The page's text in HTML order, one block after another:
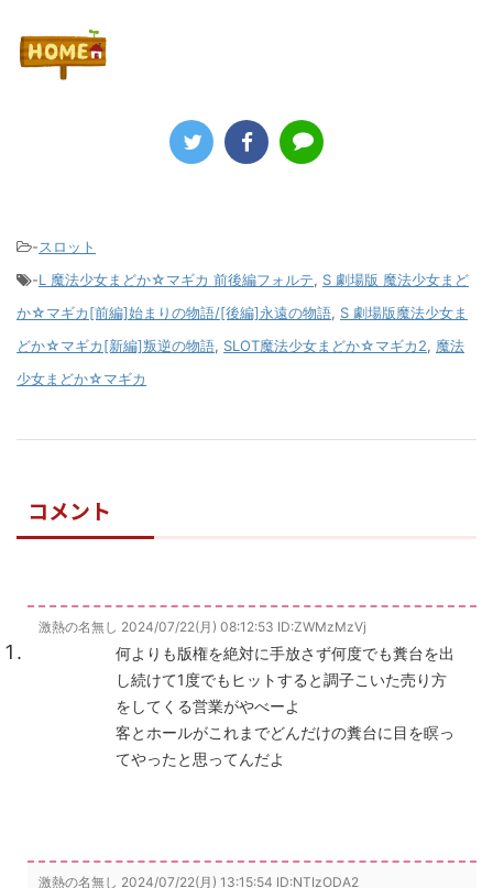
-スロット
-L 魔法少女まどか☆マギカ 前後編フォルテ, S 劇場版 魔法少女まど
か☆マギカ[前編]始まりの物語/[後編]永遠の物語, S 劇場版魔法少女ま
どか☆マギカ[新編]叛逆の物語, SLOT魔法少女まどか☆マギカ2, 魔法
少女まどか☆マギカ
コメント
激熱の名無し 2024/07/22(月) 08:12:53 ID:ZWMzMzVj
何よりも版権を絶対に手放さず何度でも糞台を出
し続けて1度でもヒットすると調子こいた売り方
をしてくる営業がやべーよ
客とホールがこれまでどんだけの糞台に目を瞑っ
てやったと思ってんだよ
激熱の名無し 2024/07/22(月) 13:15:54 ID:NTIzODA2